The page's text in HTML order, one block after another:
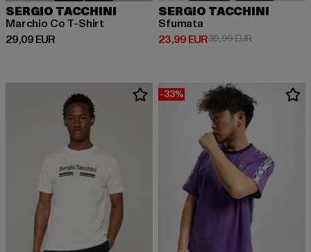
SERGIO TACCHINI
Marchio Co T-Shirt
29,09 EUR
Derzeitiger Preis: 29,09 EUR
SERGIO TACCHINI
Sfumata
23,99 EUR
Derzeitiger Preis: 23,99 EUR
39,99 EURAktionspreis:
-33%